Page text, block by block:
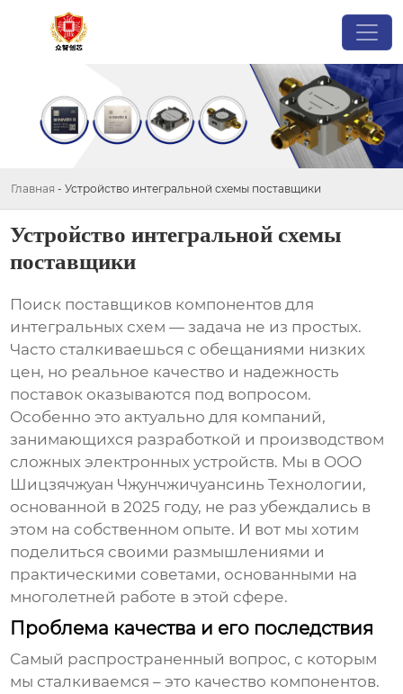
Главная - Устройство интегральной схемы поставщики
Устройство интегральной схемы
поставщики
Поиск поставщиков компонентов для
интегральных схем — задача не из простых.
Часто сталкиваешься с обещаниями низких
цен, но реальное качество и надежность
поставок оказываются под вопросом.
Особенно это актуально для компаний,
занимающихся разработкой и производством
сложных электронных устройств. Мы в ООО
Шицзячжуан Чжунчжичуансинь Технологии,
основанной в 2025 году, не раз убеждались в
этом на собственном опыте. И вот мы хотим
поделиться своими размышлениями и
практическими советами, основанными на
многолетней работе в этой сфере.
Проблема качества и его последствия
Самый распространенный вопрос, с которым
мы сталкиваемся – это качество компонентов.